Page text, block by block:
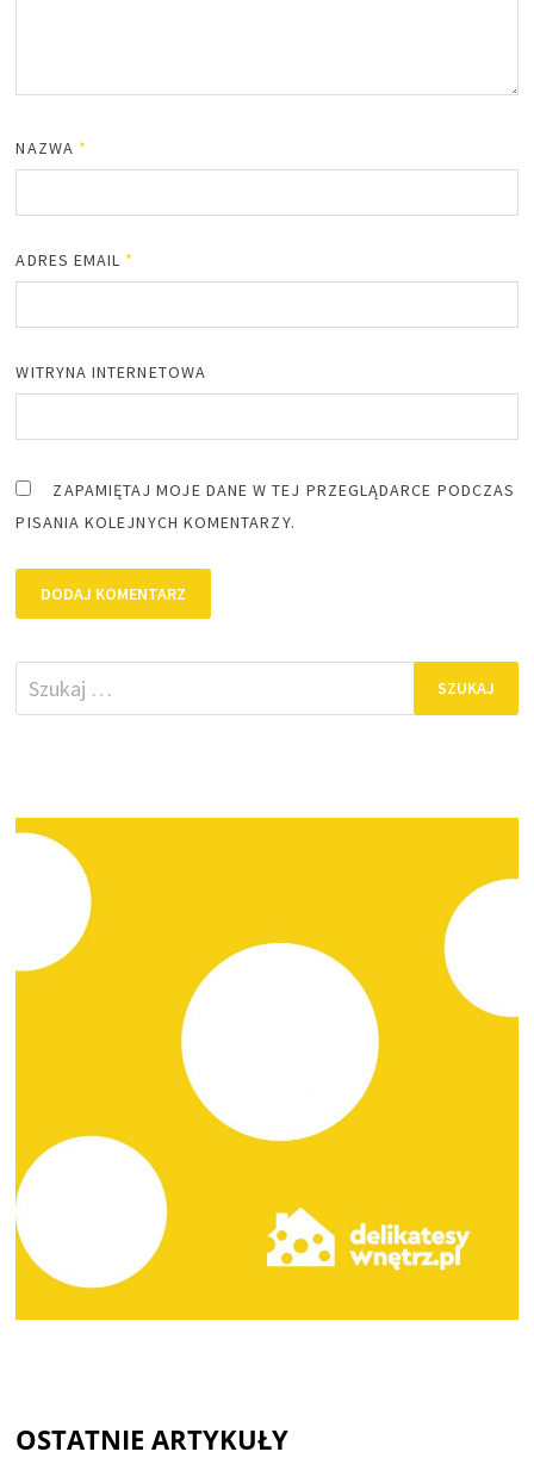
NAZWA *
ADRES EMAIL *
WITRYNA INTERNETOWA
ZAPAMIĘTAJ MOJE DANE W TEJ PRZEGLĄDARCE PODCZAS
PISANIA KOLEJNYCH KOMENTARZY.
Szukaj:
OSTATNIE ARTYKUŁY